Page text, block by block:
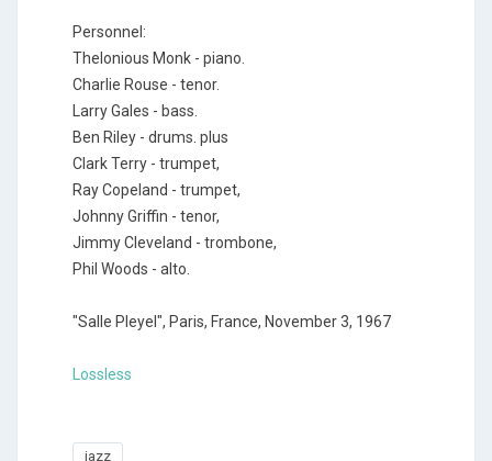
Personnel:
Thelonious Monk - piano.
Charlie Rouse - tenor.
Larry Gales - bass.
Ben Riley - drums. plus
Clark Terry - trumpet,
Ray Copeland - trumpet,
Johnny Griffin - tenor,
Jimmy Cleveland - trombone,
Phil Woods - alto.
"Salle Pleyel", Paris, France, November 3, 1967
Lossless
jazz